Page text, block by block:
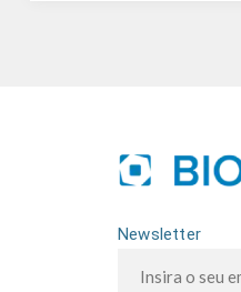
Newsletter